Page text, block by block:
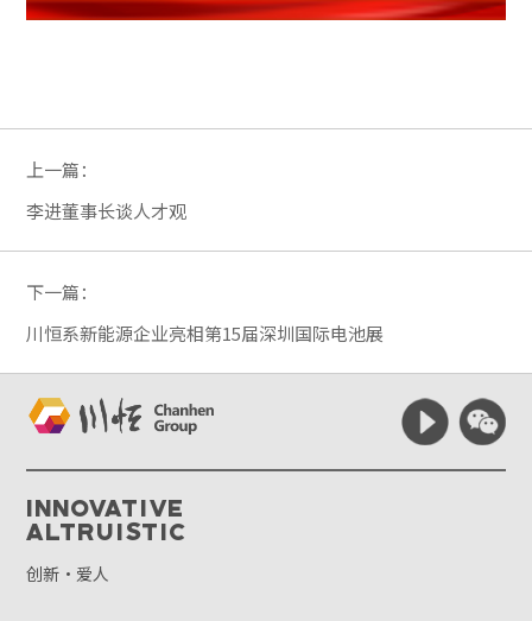
上一篇：
李进董事长谈人才观
下一篇：
川恒系新能源企业亮相第15届深圳国际电池展
Innovative
Altruistic
创新·爱人